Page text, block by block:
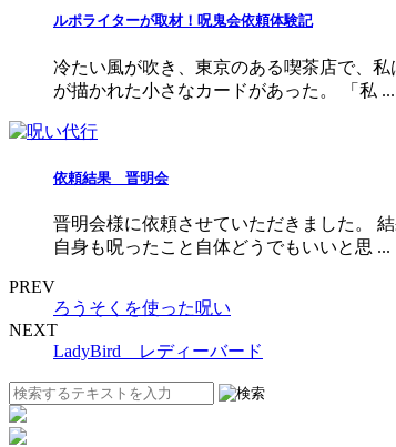
ルポライターが取材！呪鬼会依頼体験記
冷たい風が吹き、東京のある喫茶店で、
が描かれた小さなカードがあった。 「私 ...
依頼結果 晋明会
晋明会様に依頼させていただきました。
自身も呪ったこと自体どうでもいいと思 ...
PREV
ろうそくを使った呪い
NEXT
LadyBird レディーバード